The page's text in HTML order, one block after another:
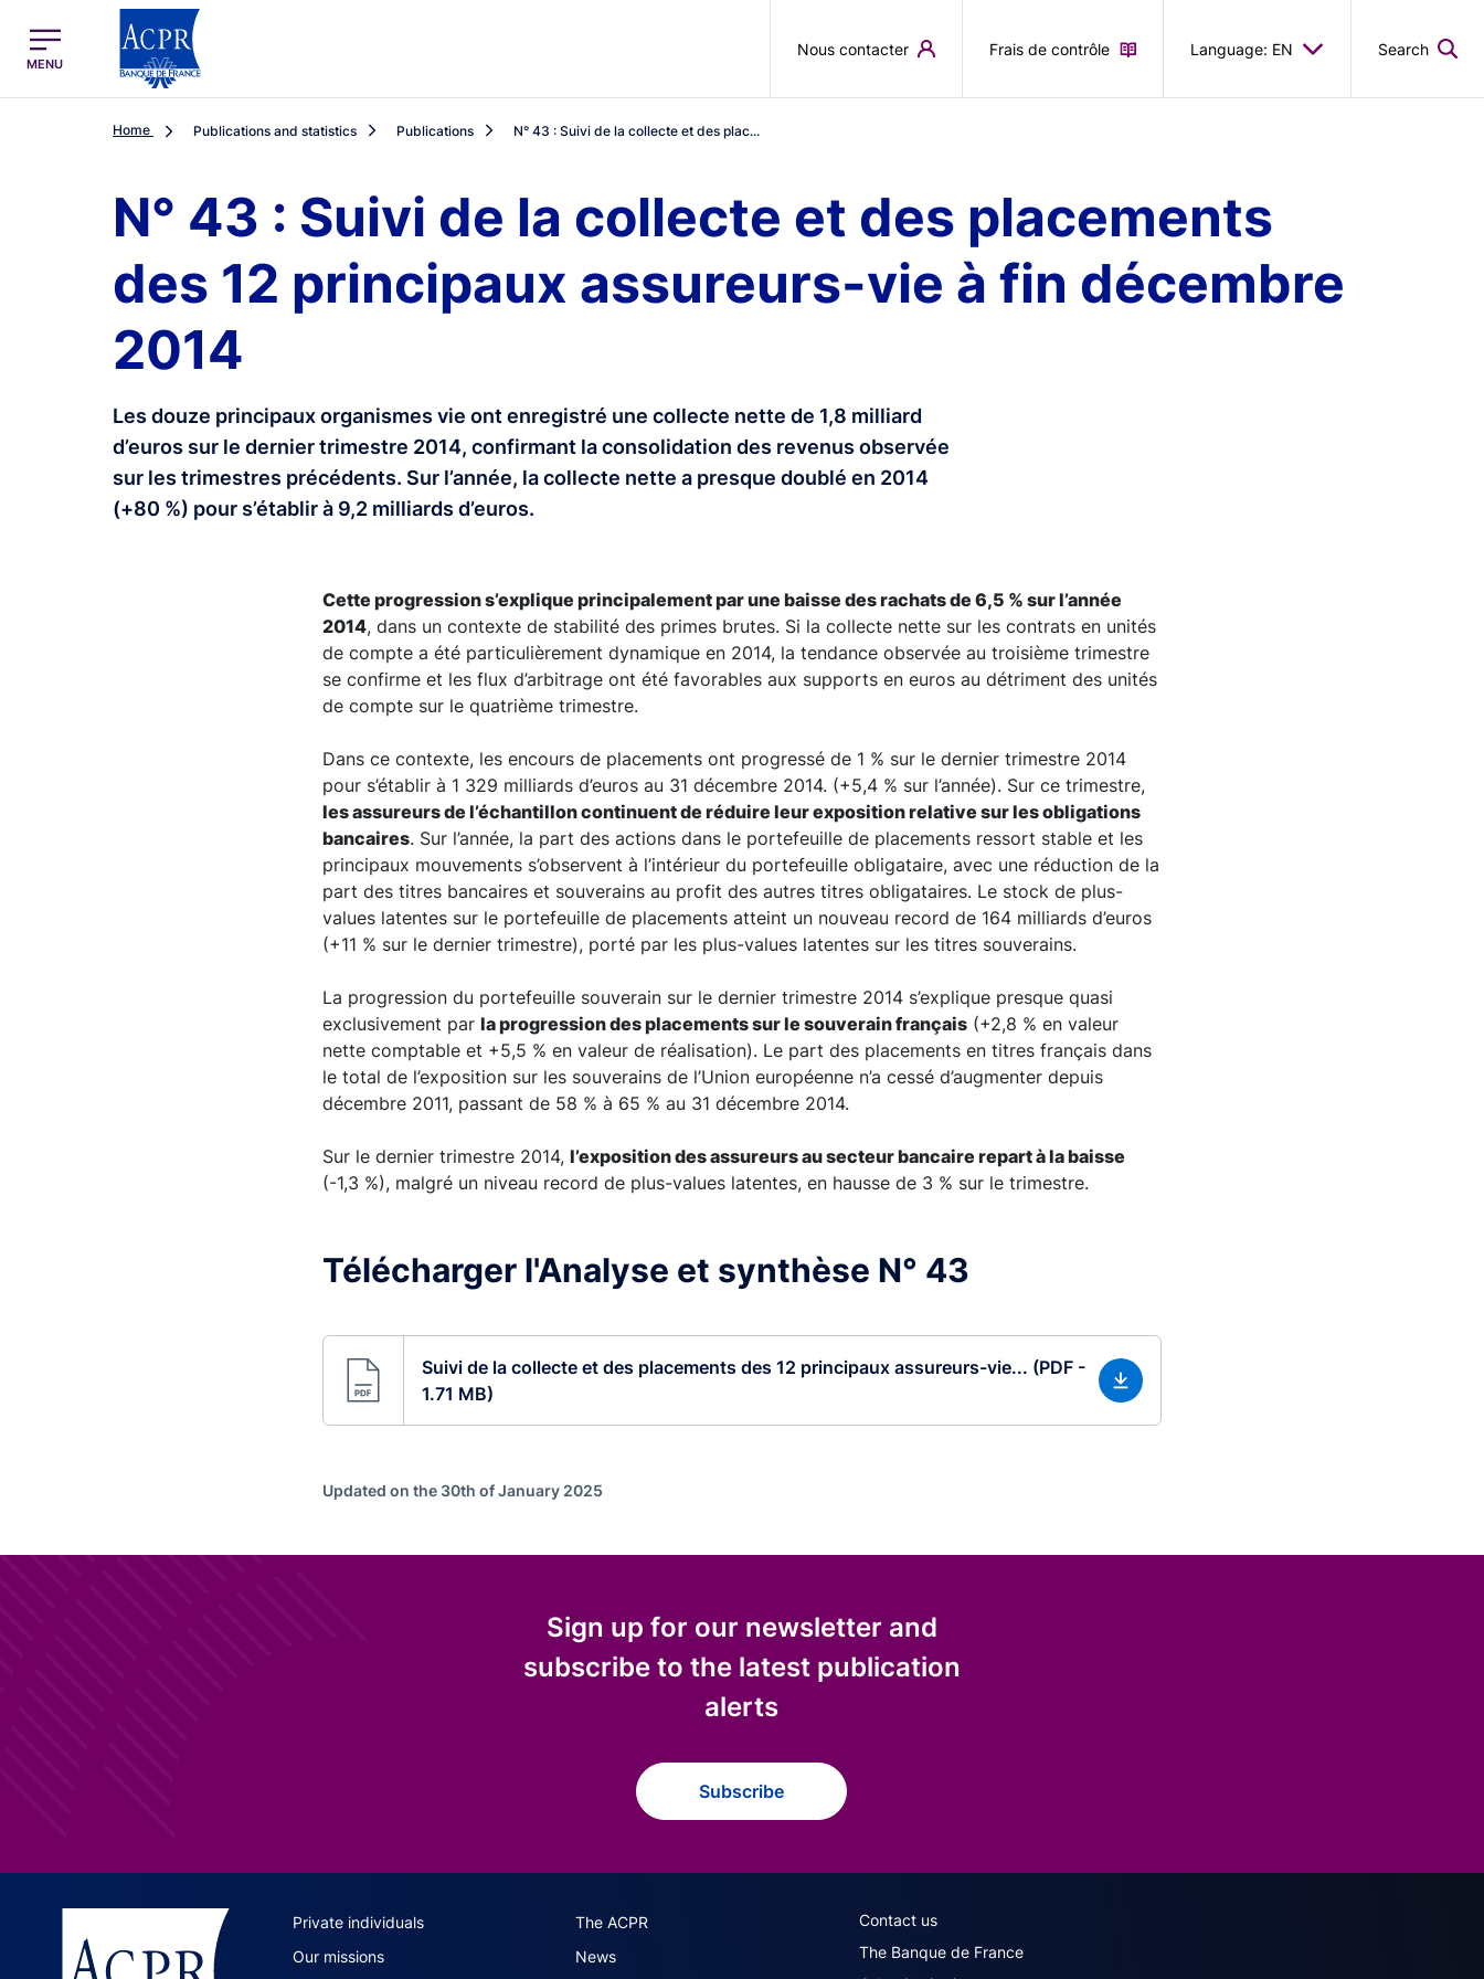
ACPR Menu Principal (English)
MENU
Nous contacter Frais de contrôle Language: EN Search
Home Publications and statistics Publications N° 43 : Suivi de la collecte et des plac...
N° 43 : Suivi de la collecte et des placements
des 12 principaux assureurs-vie à fin décembre
2014
Les douze principaux organismes vie ont enregistré une collecte nette de 1,8 milliard
d’euros sur le dernier trimestre 2014, confirmant la consolidation des revenus observée
sur les trimestres précédents. Sur l’année, la collecte nette a presque doublé en 2014
(+80 %) pour s’établir à 9,2 milliards d’euros.
Cette progression s’explique principalement par une baisse des rachats de 6,5 % sur l’année
2014, dans un contexte de stabilité des primes brutes. Si la collecte nette sur les contrats en unités
de compte a été particulièrement dynamique en 2014, la tendance observée au troisième trimestre
se confirme et les flux d’arbitrage ont été favorables aux supports en euros au détriment des unités
de compte sur le quatrième trimestre.
Dans ce contexte, les encours de placements ont progressé de 1 % sur le dernier trimestre 2014
pour s’établir à 1 329 milliards d’euros au 31 décembre 2014. (+5,4 % sur l’année). Sur ce trimestre,
les assureurs de l’échantillon continuent de réduire leur exposition relative sur les obligations
bancaires. Sur l’année, la part des actions dans le portefeuille de placements ressort stable et les
principaux mouvements s’observent à l’intérieur du portefeuille obligataire, avec une réduction de la
part des titres bancaires et souverains au profit des autres titres obligataires. Le stock de plus-
values latentes sur le portefeuille de placements atteint un nouveau record de 164 milliards d’euros
(+11 % sur le dernier trimestre), porté par les plus-values latentes sur les titres souverains.
La progression du portefeuille souverain sur le dernier trimestre 2014 s’explique presque quasi
exclusivement par la progression des placements sur le souverain français (+2,8 % en valeur
nette comptable et +5,5 % en valeur de réalisation). Le part des placements en titres français dans
le total de l’exposition sur les souverains de l’Union européenne n’a cessé d’augmenter depuis
décembre 2011, passant de 58 % à 65 % au 31 décembre 2014.
Sur le dernier trimestre 2014, l’exposition des assureurs au secteur bancaire repart à la baisse
(-1,3 %), malgré un niveau record de plus-values latentes, en hausse de 3 % sur le trimestre.
Télécharger l'Analyse et synthèse N° 43
Suivi de la collecte et des placements des 12 principaux assureurs-vie... (PDF -
1.71 MB)
Updated on the 30th of January 2025
Sign up for our newsletter and
subscribe to the latest publication
alerts
Subscribe
ACPR site navigation (English)
Private individuals
The ACPR
Our missions
News
ACPR footer secondary menu (English)
Contact us
The Banque de France